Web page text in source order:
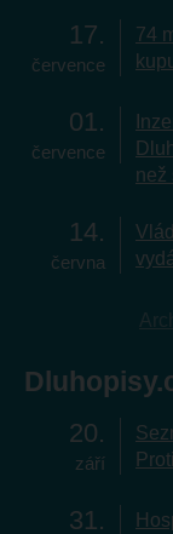
17
července
74
01
července
než
14
června
20
září
31